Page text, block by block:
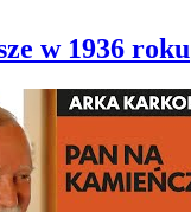
w 1936 roku